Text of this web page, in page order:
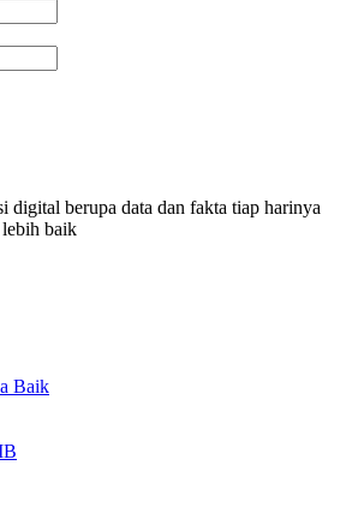
digital berupa data dan fakta tiap harinya
baik
Baik